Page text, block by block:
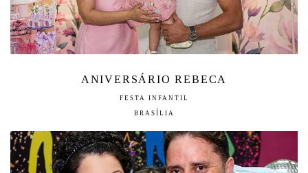
ANIVERSÁRIO REBECA
FESTA INFANTIL
BRASÍLIA